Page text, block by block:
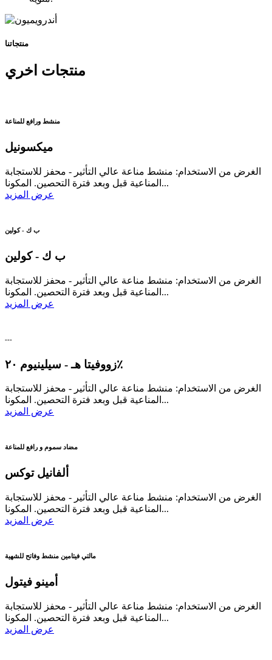
منتجاتنا
منتجات اخري
منشط ورافع للمناعة
ميكسونيل
الغرض من الاستخدام: منشط مناعة عالي التأثير - محفز للاستجابة
المناعية قبل وبعد فترة التحصين. المكونا...
عرض المزيد
ب ك - كولين
ب ك - كولين
الغرض من الاستخدام: منشط مناعة عالي التأثير - محفز للاستجابة
المناعية قبل وبعد فترة التحصين. المكونا...
عرض المزيد
---
زووفيتا هـ - سيلينيوم ٢٠٪
الغرض من الاستخدام: منشط مناعة عالي التأثير - محفز للاستجابة
المناعية قبل وبعد فترة التحصين. المكونا...
عرض المزيد
مضاد سموم و رافع للمناعة
ألفانيل توكس
الغرض من الاستخدام: منشط مناعة عالي التأثير - محفز للاستجابة
المناعية قبل وبعد فترة التحصين. المكونا...
عرض المزيد
مالتي فيتامين منشط وفاتح للشهية
أمينو فيتول
الغرض من الاستخدام: منشط مناعة عالي التأثير - محفز للاستجابة
المناعية قبل وبعد فترة التحصين. المكونا...
عرض المزيد